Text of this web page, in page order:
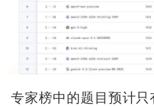
专家榜中的题目预计